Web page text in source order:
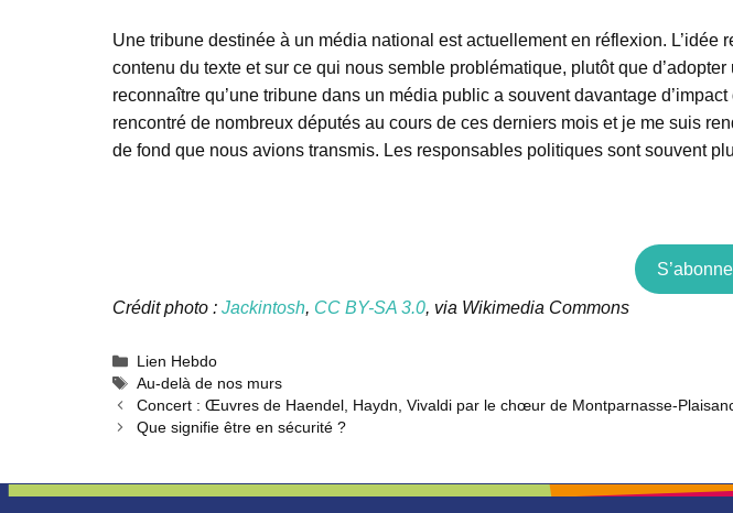
Une tribune destinée à un média national est actuellement en réflexion.
contenu du texte et sur ce qui nous semble problématique, plutôt que
reconnaître qu’une tribune dans un média public a souvent davantage
rencontré de nombreux députés au cours de ces derniers mois et je me suis
de fond que nous avions transmis. Les responsables politiques sont souvent
Crédit photo : Jackintosh, CC BY-SA 3.0, via Wikimedia Commons
Catégories
Lien Hebdo
Étiquettes
Au-delà de nos murs
Concert : Œuvres de Haendel, Haydn, Vivaldi par le chœur de Montparnasse-
Que signifie être en sécurité ?